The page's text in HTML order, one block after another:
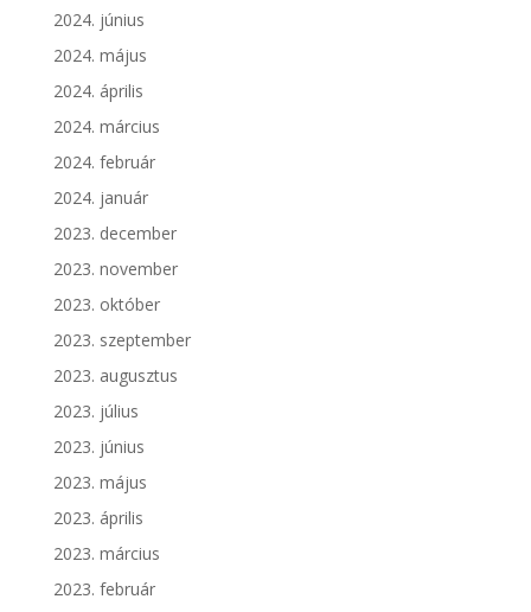
2024. június
2024. május
2024. április
2024. március
2024. február
2024. január
2023. december
2023. november
2023. október
2023. szeptember
2023. augusztus
2023. július
2023. június
2023. május
2023. április
2023. március
2023. február